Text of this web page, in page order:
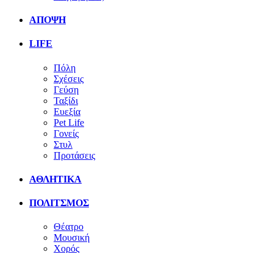
ΑΠΟΨΗ
LIFE
Πόλη
Σχέσεις
Γεύση
Ταξίδι
Ευεξία
Pet Life
Γονείς
Στυλ
Προτάσεις
ΑΘΛΗΤΙΚΑ
ΠΟΛΙΤΣΜΟΣ
Θέατρο
Μουσική
Χορός